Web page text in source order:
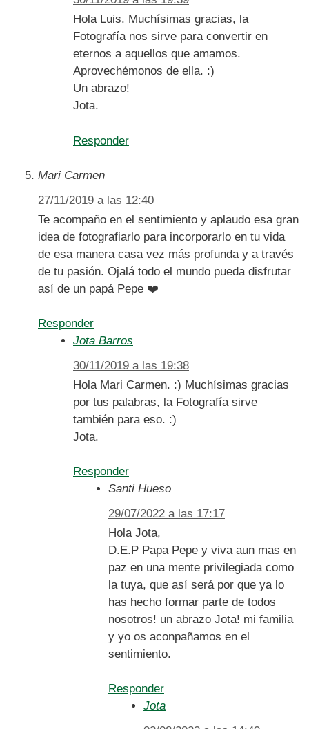
Hola Luis. Muchísimas gracias, la
Fotografía nos sirve para convertir en
eternos a aquellos que amamos.
Aprovechémonos de ella. :)
Un abrazo!
Jota.
Responder
Mari Carmen
27/11/2019 a las 12:40
Te acompaño en el sentimiento y aplaudo esa gran
idea de fotografiarlo para incorporarlo en tu vida
de esa manera casa vez más profunda y a través
de tu pasión. Ojalá todo el mundo pueda disfrutar
así de un papá Pepe ❤️
Responder
Jota Barros
30/11/2019 a las 19:38
Hola Mari Carmen. :) Muchísimas gracias
por tus palabras, la Fotografía sirve
también para eso. :)
Jota.
Responder
Santi Hueso
29/07/2022 a las 17:17
Hola Jota,
D.E.P Papa Pepe y viva aun mas en
paz en una mente privilegiada como
la tuya, que así será por que ya lo
has hecho formar parte de todos
nosotros! un abrazo Jota! mi familia
y yo os aconpañamos en el
sentimiento.
Responder
Jota